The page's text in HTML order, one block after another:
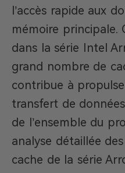
l’accès rapide aux
mémoire principale.
dans la série Intel
grand nombre de
contribue à
transfert de
de l’ensemble du
analyse détaillée
cache de la série